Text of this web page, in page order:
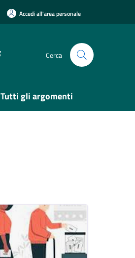
Accedi all'area personale
Cerca
Tutti gli argomenti